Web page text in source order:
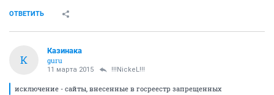
ОТВЕТИТЬ
К
Казинака
guru
11 марта 2015 !!!NickeL!!!
исключение - сайты, внесенные в госреестр запрещенных